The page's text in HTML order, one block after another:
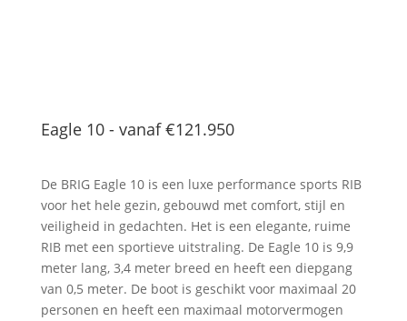
Eagle 10 - vanaf€121.950
De BRIG Eagle 10 is een luxe performance sports RIB
voor het hele gezin, gebouwd met comfort, stijl en
veiligheid in gedachten. Het is een elegante, ruime
RIB met een sportieve uitstraling. De Eagle 10 is 9,9
meter lang, 3,4 meter breed en heeft een diepgang
van 0,5 meter. De boot is geschikt voor maximaal 20
personen en heeft een maximaal motorvermogen